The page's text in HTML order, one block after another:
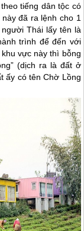
theo tiếng dân tộc có
này đã ra lệnh cho 1
Thái lấy tên là
trình để đến với
vực này thì bỗng
(dịch ra là đất ở
ấy có tên Chờ Lồng